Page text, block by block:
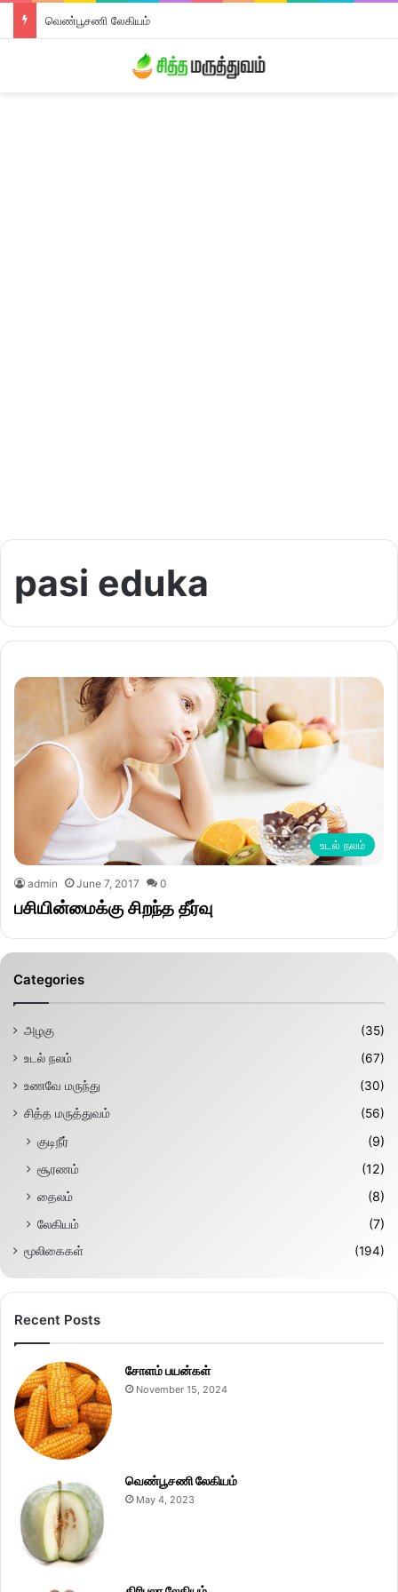
வெண்பூசணி லேகியம்
pasi eduka
உடல் நலம்
admin June 7, 2017 0
பசியின்மைக்கு சிறந்த தீர்வு
Categories
அழகு
(35)
உடல் நலம்
(67)
உணவே மருந்து
(30)
சித்த மருத்துவம்
(56)
குடிநீர்
(9)
சூரணம்
(12)
தைலம்
(8)
லேகியம்
(7)
மூலிகைகள் (194)
Recent Posts
சோளம் பயன்கள்
November 15, 2024
வெண்பூசணி லேகியம்
May 4, 2023